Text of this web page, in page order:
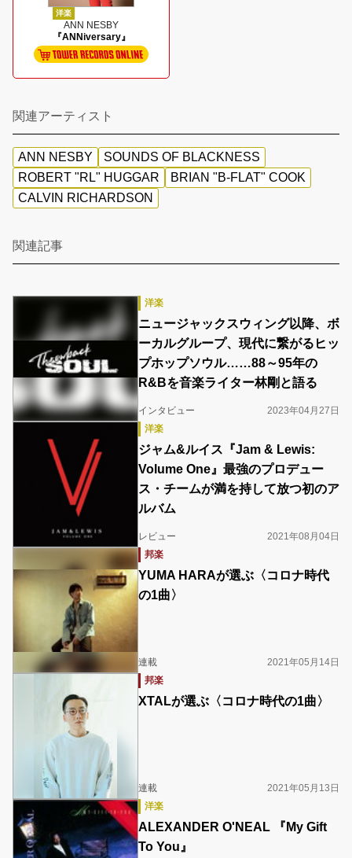
洋楽
ANN NESBY
『ANNiversary』
関連アーティスト
ANN NESBY
SOUNDS OF BLACKNESS
ROBERT "RL" HUGGAR
BRIAN "B-FLAT" COOK
CALVIN RICHARDSON
関連記事
洋楽
ニュージャックスウィング以降、ボ
ーカルグループ、現代に繋がるヒッ
プホップソウル……88～95年の
R&Bを音楽ライター林剛と語る
インタビュー
2023年04月27日
洋楽
ジャム&ルイス『Jam & Lewis:
Volume One』最強のプロデュー
ス・チームが満を持して放つ初のア
ルバム
レビュー
2021年08月04日
邦楽
YUMA HARAが選ぶ〈コロナ時代
の1曲〉
連載
2021年05月14日
邦楽
XTALが選ぶ〈コロナ時代の1曲〉
連載
2021年05月13日
洋楽
ALEXANDER O'NEAL 『My Gift
To You』